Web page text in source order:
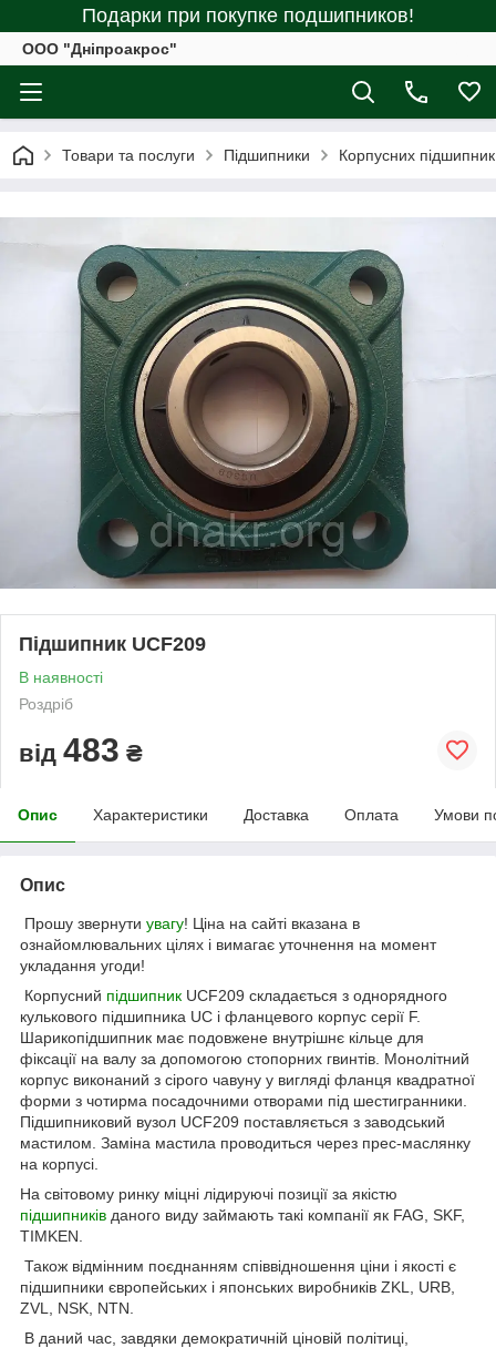
Подарки при покупке подшипников!
ООО "Дніпроакрос"
Товари та послуги Підшипники Корпусних підшипник
Підшипник UCF209
В наявності
Роздріб
від 483 ₴
Опис Характеристики Доставка Оплата Умови
Опис
Прошу звернути увагу! Ціна на сайті вказана в
ознайомлювальних цілях і вимагає уточнення на момент
укладання угоди!
Корпусний підшипник UCF209 складається з однорядного
кулькового підшипника UC і фланцевого корпус серії F.
Шарикопідшипник має подовжене внутрішнє кільце для
фіксації на валу за допомогою стопорних гвинтів. Монолітний
корпус виконаний з сірого чавуну у вигляді фланця квадратної
форми з чотирма посадочними отворами під шестигранники.
Підшипниковий вузол UCF209 поставляється з заводський
мастилом. Заміна мастила проводиться через прес-маслянку
на корпусі.
На світовому ринку міцні лідируючі позиції за якістю
підшипників даного виду займають такі компанії як FAG, SKF,
TIMKEN.
Також відмінним поєднанням співвідношення ціни і якості є
підшипники європейських і японських виробників ZKL, URB,
ZVL, NSK, NTN.
В даний час, завдяки демократичній ціновій політиці,